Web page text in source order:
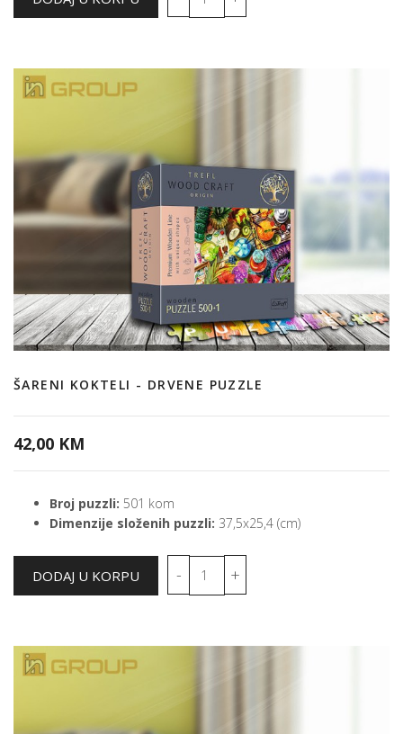
ŠARENI KOKTELI - DRVENE PUZZLE
42,00 KM
Broj puzzli: 501 kom
Dimenzije složenih puzzli: 37,5x25,4 (cm)